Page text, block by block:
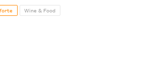
Wine & Food